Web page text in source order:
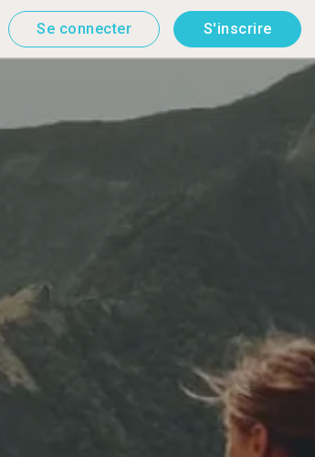
Se connecter S'inscrire